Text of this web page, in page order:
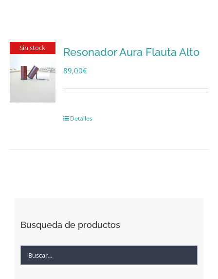
Sin stock Resonador Aura Flauta Alto
89,00€
Detalles
Busqueda de productos